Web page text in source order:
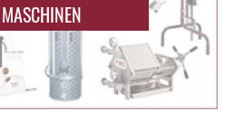
MASCHINEN